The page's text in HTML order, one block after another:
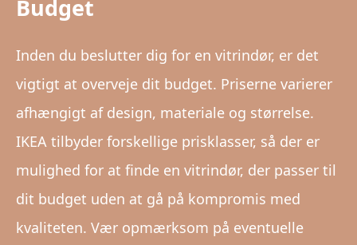
Budget
Inden du beslutter dig for en vitrindør, er det
vigtigt at overveje dit budget. Priserne varierer
afhængigt af design, materiale og størrelse.
IKEA tilbyder forskellige prisklasser, så der er
mulighed for at finde en vitrindør, der passer til
dit budget uden at gå på kompromis med
kvaliteten. Vær opmærksom på eventuelle